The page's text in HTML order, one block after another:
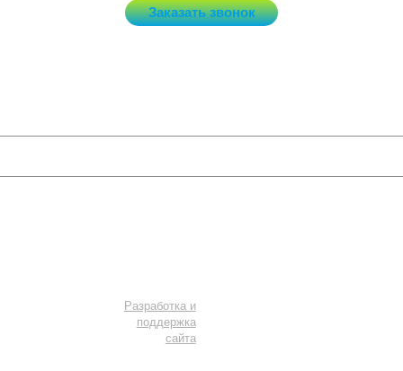
Заказать звонок
Разработка и
поддержка
сайта